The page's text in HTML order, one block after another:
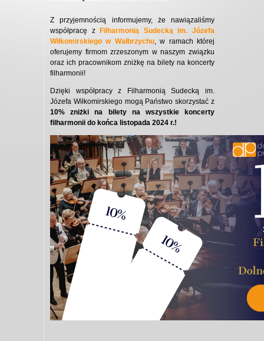
Z przyjemnością informujemy, że nawiązaliśmy
współpracę z
Filharmonią Sudecką im. Józefa
Wiłkomirskiego w Wałbrzychu, w ramach której
oferujemy firmom zrzeszonym w naszym związku
oraz ich pracownikom zniżkę na bilety na koncerty
filharmonii!
Dzięki współpracy z Filharmonią Sudecką im.
Józefa Wiłkomirskiego mogą Państwo skorzystać z
10% zniżki na bilety na wszystkie koncerty
filharmonii do końca listopada 2024 r.!